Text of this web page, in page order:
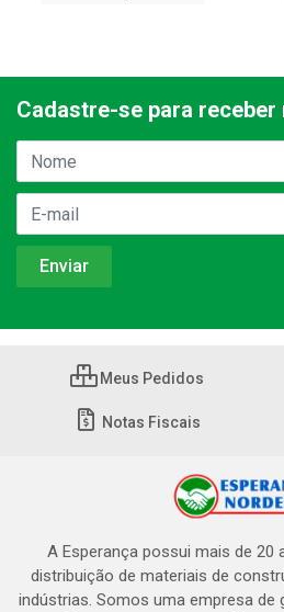
Cadastre-se para
Meus Pedidos
Notas Fiscais
A Esperança possui mais de 20
distribuição de materiais de
indústrias. Somos uma empresa de